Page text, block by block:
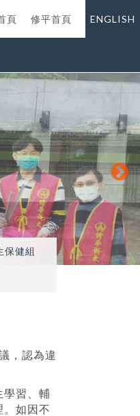
頁 修平首頁 ENGLISH
保健組
，認為違
學習、輔
如因不